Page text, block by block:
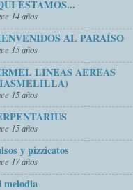
ESTAMOS...
14 años
AL PARAÍSO
15 años
LINEAS AEREAS
15 años
15 años
y pizzicatos
17 años
melodia